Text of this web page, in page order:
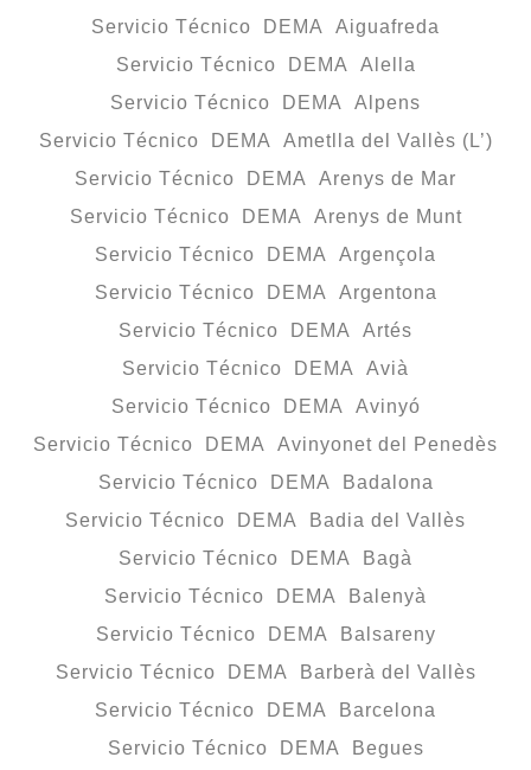
Servicio Técnico DEMA Aiguafreda
Servicio Técnico DEMA Alella
Servicio Técnico DEMA Alpens
Servicio Técnico DEMA Ametlla del Vallès (L’)
Servicio Técnico DEMA Arenys de Mar
Servicio Técnico DEMA Arenys de Munt
Servicio Técnico DEMA Argençola
Servicio Técnico DEMA Argentona
Servicio Técnico DEMA Artés
Servicio Técnico DEMA Avià
Servicio Técnico DEMA Avinyó
Servicio Técnico DEMA Avinyonet del Penedès
Servicio Técnico DEMA Badalona
Servicio Técnico DEMA Badia del Vallès
Servicio Técnico DEMA Bagà
Servicio Técnico DEMA Balenyà
Servicio Técnico DEMA Balsareny
Servicio Técnico DEMA Barberà del Vallès
Servicio Técnico DEMA Barcelona
Servicio Técnico DEMA Begues